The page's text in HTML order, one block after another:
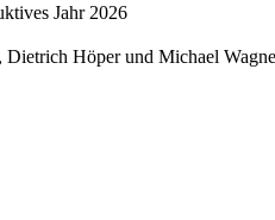
Jahr 2026
Dietrich Höper und Michael